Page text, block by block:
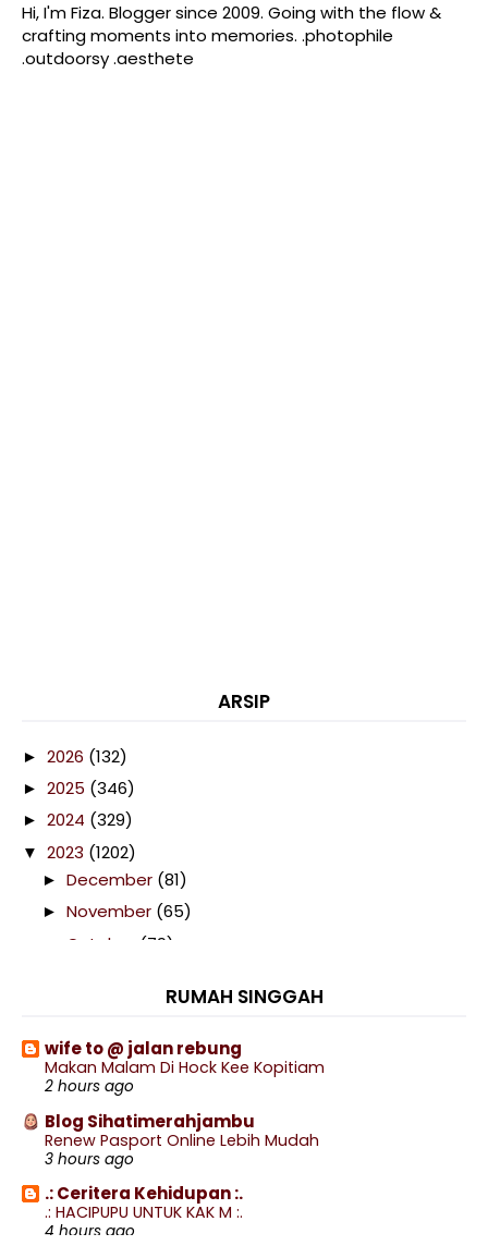
Hi, I'm Fiza. Blogger since 2009. Going with the flow &
crafting moments into memories. .photophile
.outdoorsy .aesthete
ARSIP
► 2026 (132)
► 2025 (346)
► 2024 (329)
▼ 2023 (1202)
► December (81)
► November (65)
October (79)
Luna Lights Wonderland 2.0 Ke Stesen Ketiga Pula
Siaran Langsung Sri Pahang vs Terengganu Live
Stre...
LS23
Siaran Langsung Kelantan United vs JDT Live
Siaran Langsung Kuching City vs Penang Live
Stream...
RUMAH SINGGAH
wife to @ jalan rebung
Makan Malam Di Hock Kee Kopitiam
2 hours ago
Blog Sihatimerahjambu
Renew Pasport Online Lebih Mudah
3 hours ago
.: Ceritera Kehidupan :.
.: HACIPUPU UNTUK KAK M :.
4 hours ago